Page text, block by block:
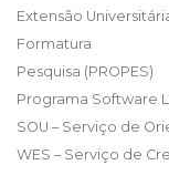
Extensão
Formatura
Pesquisa (PROPES)
Programa Software
SOU – Serviço de
WES – Serviço de